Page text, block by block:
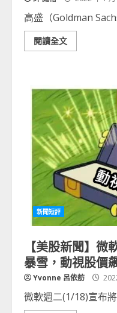
高盛（Goldman
閱讀全文
新聞短評
【美股新聞】
暴雪，動視股價
Yvonne 呂依舫
微軟週二(1/18)宣布